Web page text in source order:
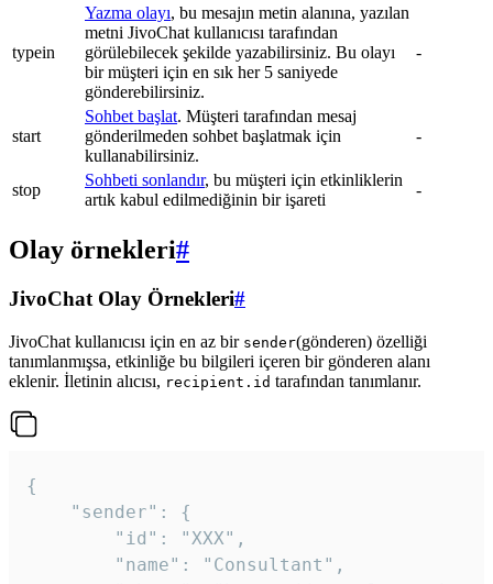
typein
Yazma olayı, bu mesajın metin alanına, yazılan
metni JivoChat kullanıcısı tarafından
görülebilecek şekilde yazabilirsiniz. Bu olayı
bir müşteri için en sık her 5 saniyede
gönderebilirsiniz.
-
start
Sohbet başlat. Müşteri tarafından mesaj
gönderilmeden sohbet başlatmak için
kullanabilirsiniz.
-
stop
Sohbeti sonlandır, bu müşteri için etkinliklerin
artık kabul edilmediğinin bir işareti
-
Olay örnekleri#
JivoChat Olay Örnekleri#
JivoChat kullanıcısı için en az bir sender(gönderen) özelliği
tanımlanmışsa, etkinliğe bu bilgileri içeren bir gönderen alanı
eklenir. İletinin alıcısı, recipient.id tarafından tanımlanır.
{